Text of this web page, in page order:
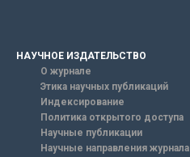
НАУЧНОЕ ИЗДАТЕЛЬСТВО
О журнале
Этика научных публикаций
Индексирование
Политика открытого доступа
Научные публикации
Научные направления журнала